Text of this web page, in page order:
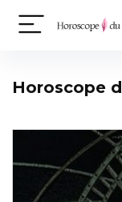
Horoscope